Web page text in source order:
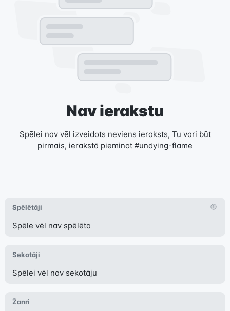
Nav ierakstu
Spēlei nav vēl izveidots neviens ieraksts, Tu vari būt
pirmais, ierakstā pieminot #undying-flame
Spēlētāji
Spēle vēl nav spēlēta
Sekotāji
Spēlei vēl nav sekotāju
Žanri